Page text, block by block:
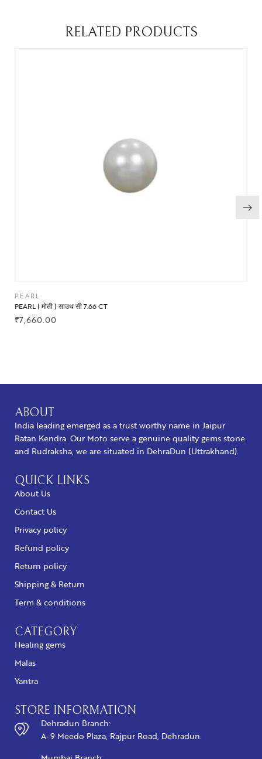
RELATED PRODUCTS
PEARL
PEARL ( मोती ) साउथ सी 7.66 CT
₹7,660.00
ABOUT
India leading emerged as a trust worthy name in Jaipur
Ratan Kendra. Our Moto serve a genuine quality gems stone
and Rudraksha, we are situated in DehraDun (Uttrakhand).
QUICK LINKS
About Us
Contact Us
Privacy policy
Refund policy
Return policy
Shipping & Return
Term & conditions
CATEGORY
Healing gems
Malas
Yantra
STORE INFORMATION
Dehradun Branch:
A-9 Meedo Plaza, Rajpur Road, Dehradun.